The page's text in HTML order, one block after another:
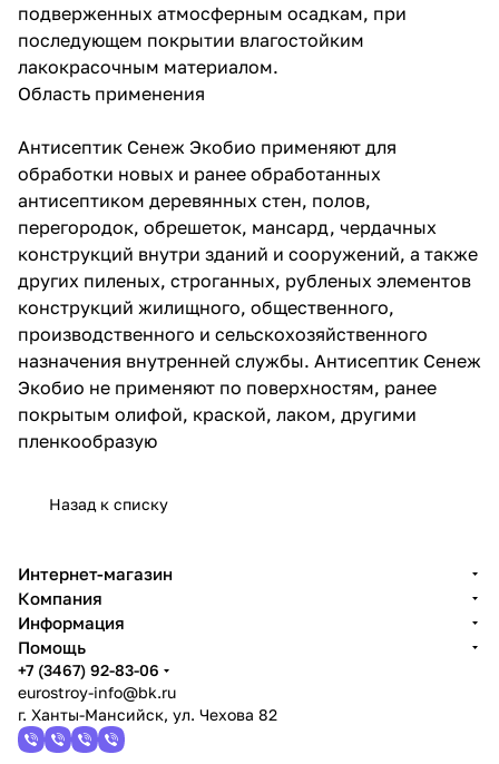
подверженных атмосферным осадкам, при
последующем покрытии влагостойким
лакокрасочным материалом.
Область применения
Антисептик Сенеж Экобио применяют для
обработки новых и ранее обработанных
антисептиком деревянных стен, полов,
перегородок, обрешеток, мансард, чердачных
конструкций внутри зданий и сооружений, а также
других пиленых, строганных, рубленых элементов
конструкций жилищного, общественного,
производственного и сельскохозяйственного
назначения внутренней службы. Антисептик Сенеж
Экобио не применяют по поверхностям, ранее
покрытым олифой, краской, лаком, другими
пленкообразую
Назад к списку
Интернет-магазин
Компания
Информация
Помощь
+7 (3467) 92-83-06
eurostroy-info@bk.ru
г. Ханты-Мансийск, ул. Чехова 82